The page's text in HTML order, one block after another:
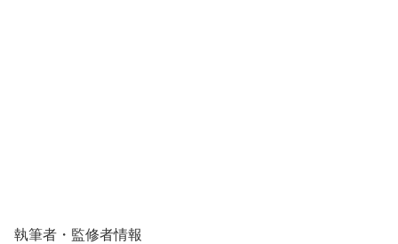
執筆者・監修者情報